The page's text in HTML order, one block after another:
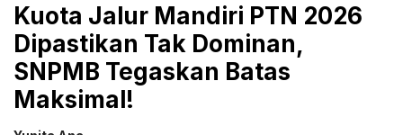
Kuota Jalur Mandiri PTN 2026
Dipastikan Tak Dominan,
SNPMB Tegaskan Batas
Maksimal!